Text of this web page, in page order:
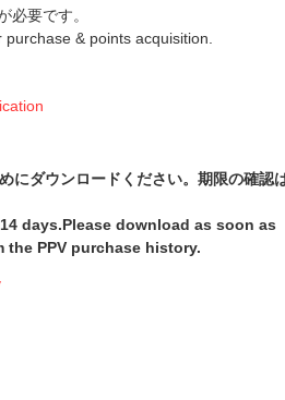
必要です。
& points acquisition.
にダウンロードください。期限の確認
days.Please download as soon as
PPV purchase history.